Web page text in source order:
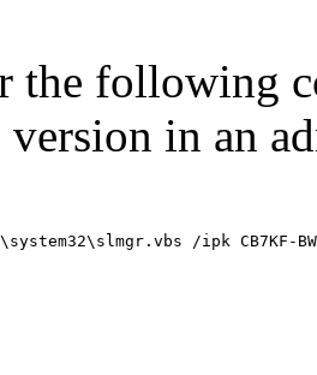
the following
in an
/ipk CB7KF-